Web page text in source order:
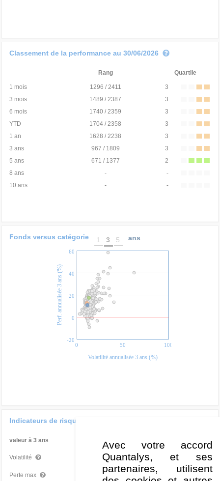
Classement de la performance au 30/06/2026
Rang Quartile
1 mois 1296 / 2411
3
3 mois
1489 / 2387
3
6 mois
1740 / 2359
3
YTD
1704 / 2358
3
1 an
1628 / 2238
3
3 ans
967 / 1809
3
5 ans
671 / 1377
2
8 ans
-
-
10 ans
- -
Fonds versus catégorie 1 3 5 ans
-20
0
20
40
60
Perf. annualisée 3 ans (%)
0 50 100
Volatilité annualisée 3 ans (%)
Indicateurs de risque
valeur à 3 ans
Volatilité 11,52 % Bon
Perte max -16,51 %
Avec votre accord
Quantalys, et ses
partenaires, utilisent